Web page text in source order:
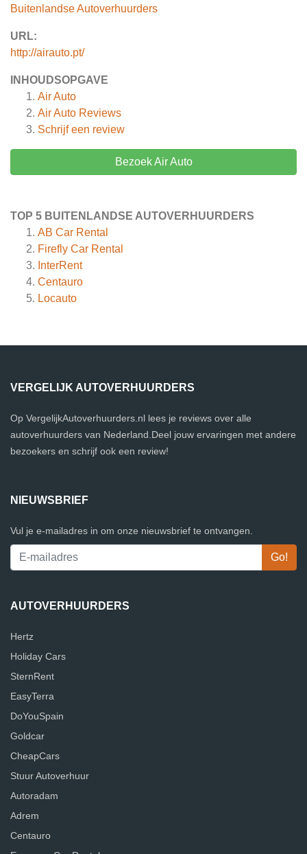
Buitenlandse Autoverhuurders
URL:
http://airauto.pt/
INHOUDSOPGAVE
Air Auto
Air Auto Reviews
Schrijf een review
Bezoek Air Auto
TOP 5 BUITENLANDSE AUTOVERHUURDERS
AB Car Rental
Firefly Car Rental
InterRent
Centauro
Locauto
VERGELIJK AUTOVERHUURDERS
Op VergelijkAutoverhuurders.nl lees je reviews over alle
autoverhuurders van Nederland.Deel jouw ervaringen met andere
bezoekers en schrijf ook een review!
NIEUWSBRIEF
Vul je e-mailadres in om onze nieuwsbrief te ontvangen.
AUTOVERHUURDERS
Hertz
Holiday Cars
SternRent
EasyTerra
DoYouSpain
Goldcar
CheapCars
Stuur Autoverhuur
Autoradam
Adrem
Centauro